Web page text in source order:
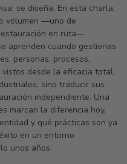
se diseña. En esta charla,
volumen —uno de
en ruta—
aprenden cuando gestionas
personas, procesos,
desde la eficacia total.
sino traducir sus
independiente. Una
marcan la diferencia hoy,
y qué prácticas son ya
en un entorno
unos años.